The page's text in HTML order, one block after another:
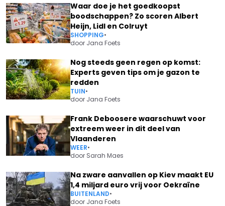
Waar doe je het goedkoopst
boodschappen? Zo scoren Albert
Heijn, Lidl en Colruyt
SHOPPING•
door Jana Foets
Nog steeds geen regen op komst:
Experts geven tips om je gazon te
redden
TUIN•
door Jana Foets
Frank Deboosere waarschuwt voor
extreem weer in dit deel van
Vlaanderen
WEER•
door Sarah Maes
Na zware aanvallen op Kiev maakt EU
1,4 miljard euro vrij voor Oekraïne
BUITENLAND•
door Jana Foets